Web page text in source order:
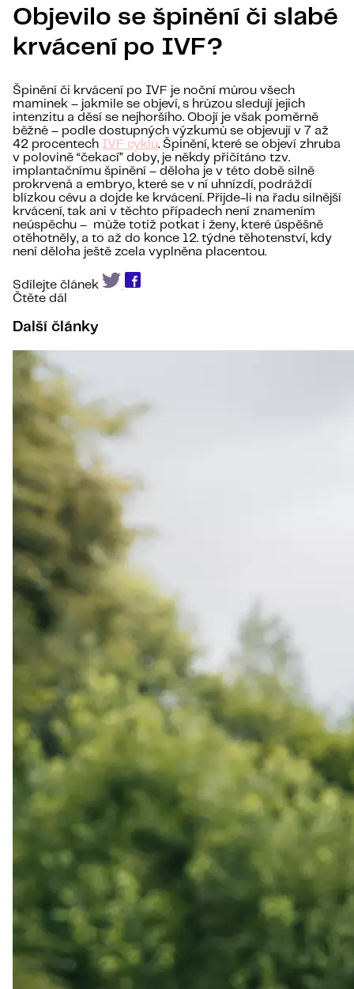
Objevilo se špinění či slabé
krvácení po IVF?
Špinění či krvácení po IVF je noční můrou všech
maminek – jakmile se objeví, s hrůzou sledují jejich
intenzitu a děsí se nejhoršího. Obojí je však poměrně
běžné – podle dostupných výzkumů se objevují v 7 až
42 procentech IVF cyklů. Špinění, které se objeví zhruba
v polovině “čekací” doby, je někdy přičítáno tzv.
implantačnímu špinění – děloha je v této době silně
prokrvená a embryo, které se v ní uhnízdí, podráždí
blízkou cévu a dojde ke krvácení. Přijde-li na řadu silnější
krvácení, tak ani v těchto případech není znamením
neúspěchu – může totiž potkat i ženy, které úspěšně
otěhotněly, a to až do konce 12. týdne těhotenství, kdy
není děloha ještě zcela vyplněna placentou.
Sdílejte článek
Čtěte dál
Další články